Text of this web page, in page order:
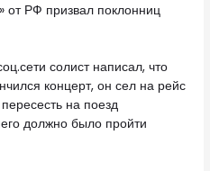
от РФ призвал поклонниц
солист написал, что
концерт, он сел на рейс
на поезд
должно было пройти